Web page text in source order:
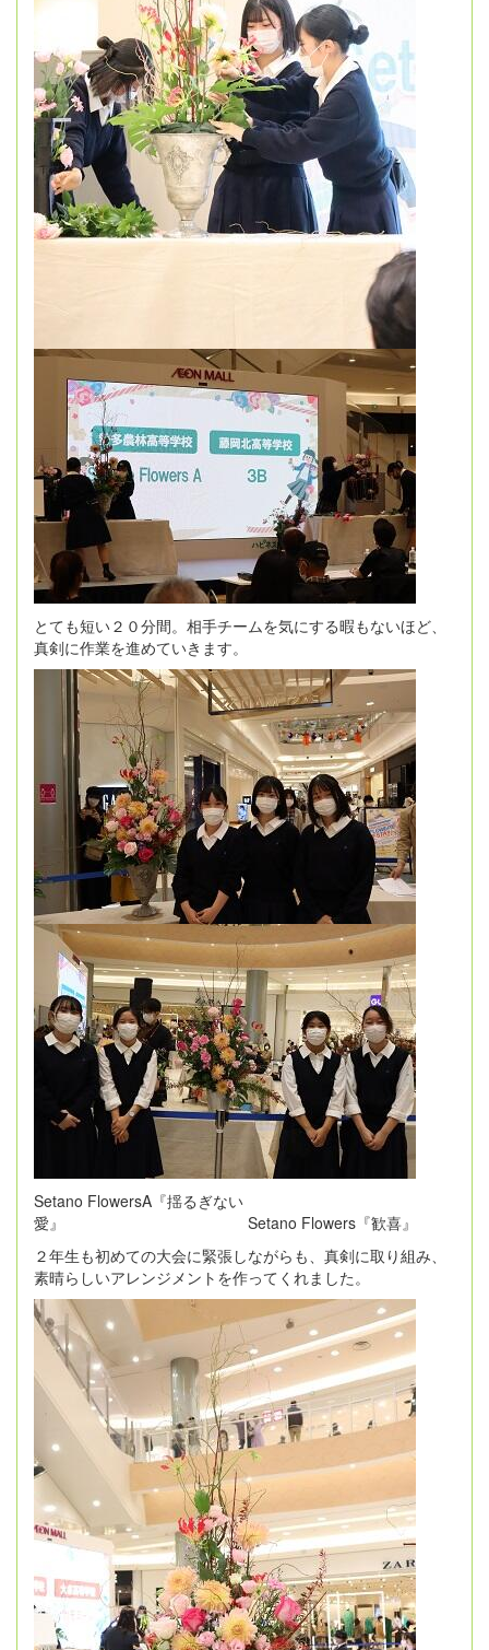
とても短い２０分間。相手チームを気にする暇もないほど、
真剣に作業を進めていきます。
Setano FlowersA『揺るぎない
愛』 Setano Flowers『歓喜』
２年生も初めての大会に緊張しながらも、真剣に取り組み、
素晴らしいアレンジメントを作ってくれました。